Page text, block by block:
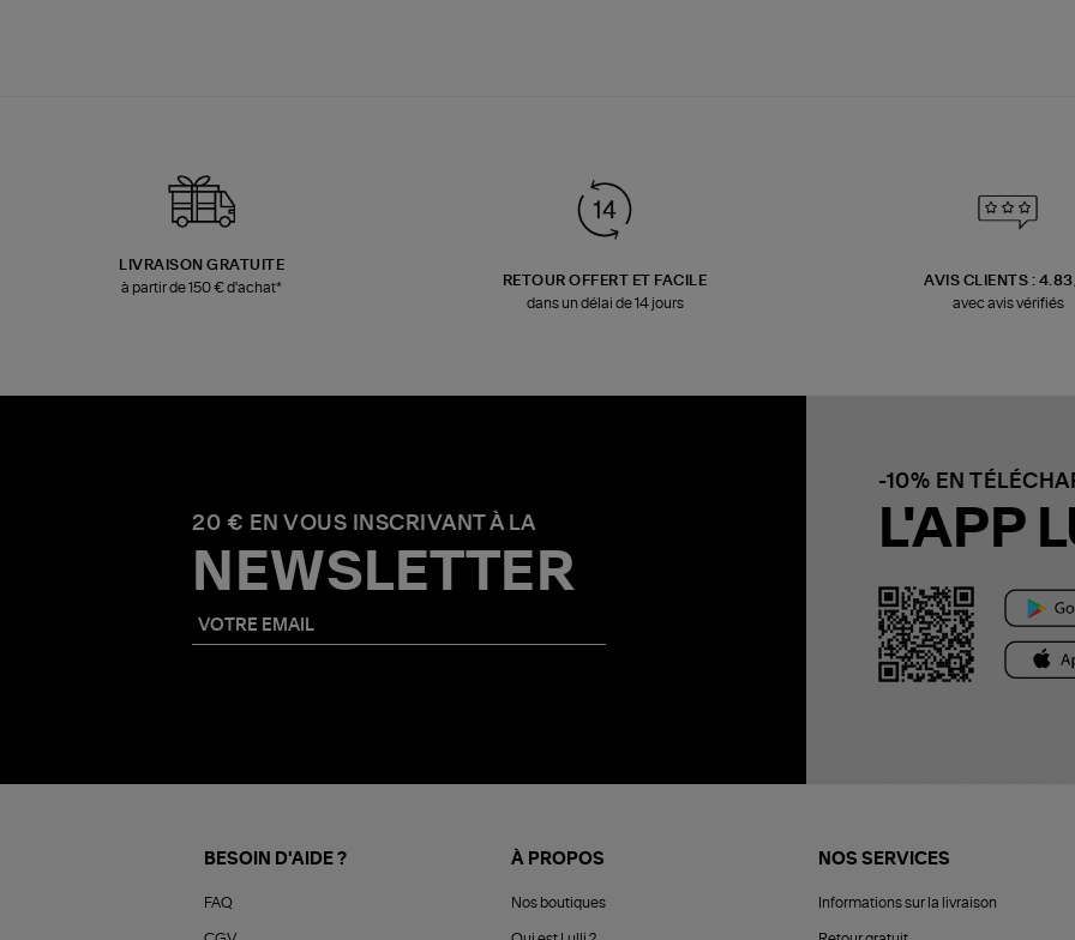
LIVRAISON GRATUITE
à partir de 150 € d'achat*
RETOUR OFFERT ET FACILE
dans un délai de 14 jours
AVIS CLIENTS :
avec avis vérifiés
20 € EN VOUS INSCRIVANT À LA
NEWSLETTER
-10% EN
L'APP
BESOIN D'AIDE ?
FAQ
À PROPOS
Nos boutiques
NOS SERVICES
Informations sur la livraison